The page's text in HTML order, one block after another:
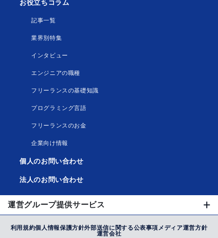
お役立ちコラム
記事一覧
業界別特集
インタビュー
エンジニアの職種
フリーランスの基礎知識
プログラミング言語
フリーランスのお金
企業向け情報
個人のお問い合わせ
法人のお問い合わせ
運営グループ提供サービス
利用規約個人情報保護方針外部送信に関する公表事項メディア運営方針
運営会社